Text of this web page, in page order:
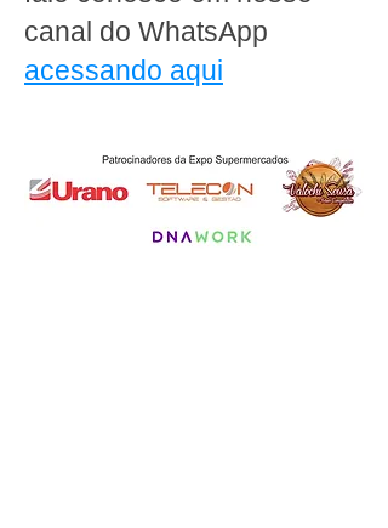
canal do WhatsApp
acessando aqui